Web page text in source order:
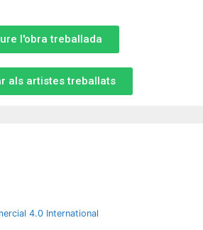
l'obra treballada
als artistes treballats
4.0 International